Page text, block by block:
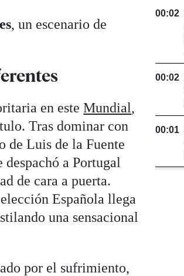
, un escenario de
en esteMundial,
Tras dominar con
de Luis de la Fuente
a Portugal
de cara a puerta.
Española llega
una sensacional
por el sufrimiento,
00:02
00:02
00:01